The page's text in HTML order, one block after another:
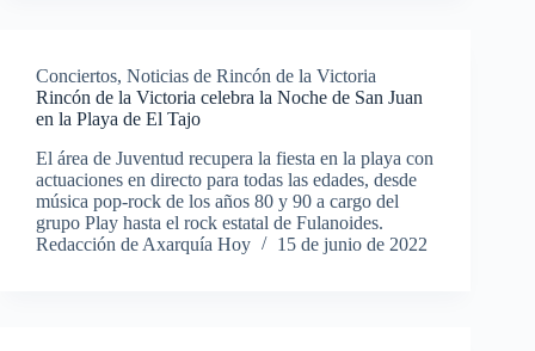
Conciertos, Noticias de Rincón de la Victoria
Rincón de la Victoria celebra la Noche de San Juan
en la Playa de El Tajo
El área de Juventud recupera la fiesta en la playa con
actuaciones en directo para todas las edades, desde
música pop-rock de los años 80 y 90 a cargo del
grupo Play hasta el rock estatal de Fulanoides.
Redacción de Axarquía Hoy
15 de junio de 2022